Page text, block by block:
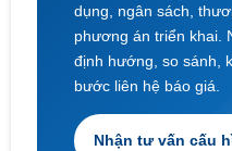
dụng, ngân sách,
phương án triển khai.
định hướng, so sánh,
bước liên hệ báo giá.
Nhận tư vấn cấu